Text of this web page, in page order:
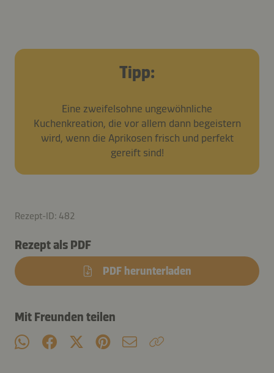
Tipp:
Eine zweifelsohne ungewöhnliche
Kuchenkreation, die vor allem dann begeistern
wird, wenn die Aprikosen frisch und perfekt
gereift sind!
Rezept-ID: 482
Rezept als PDF
PDF herunterladen
Mit Freunden teilen